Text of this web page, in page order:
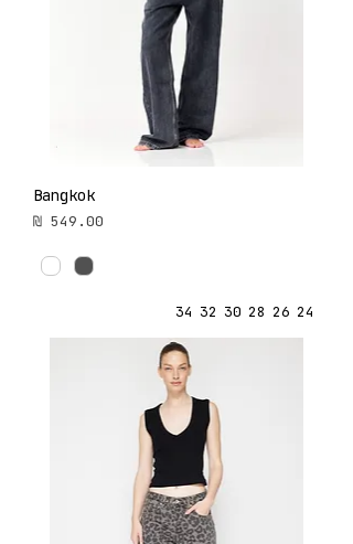
Bangkok
מחיר
24
26
28
30
32
34